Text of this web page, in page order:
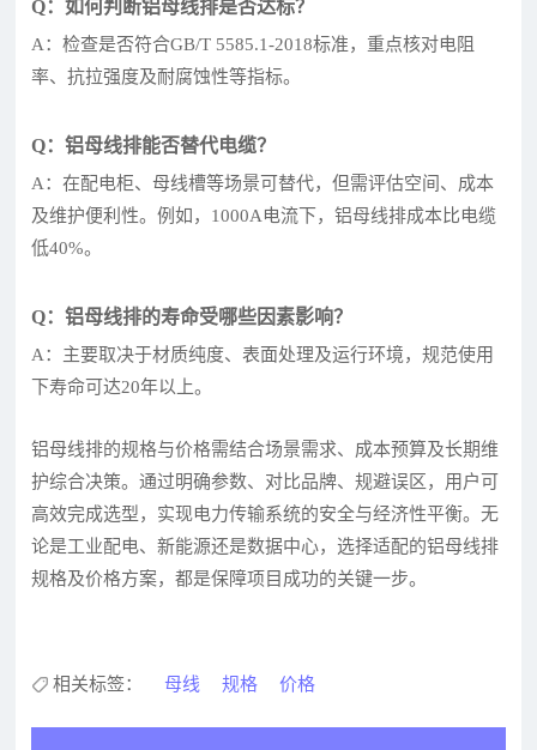
Q：如何判断铝母线排是否达标？
A：检查是否符合GB/T 5585.1-2018标准，重点核对电阻
率、抗拉强度及耐腐蚀性等指标。
Q：铝母线排能否替代电缆？
A：在配电柜、母线槽等场景可替代，但需评估空间、成本
及维护便利性。例如，1000A电流下，铝母线排成本比电缆
低40%。
Q：铝母线排的寿命受哪些因素影响？
A：主要取决于材质纯度、表面处理及运行环境，规范使用
下寿命可达20年以上。
铝母线排的规格与价格需结合场景需求、成本预算及长期维
护综合决策。通过明确参数、对比品牌、规避误区，用户可
高效完成选型，实现电力传输系统的安全与经济性平衡。无
论是工业配电、新能源还是数据中心，选择适配的铝母线排
规格及价格方案，都是保障项目成功的关键一步。
相关标签： 母线 规格 价格